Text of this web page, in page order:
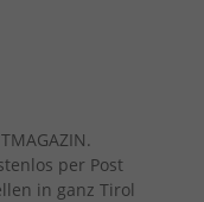
per Post
in ganz Tirol